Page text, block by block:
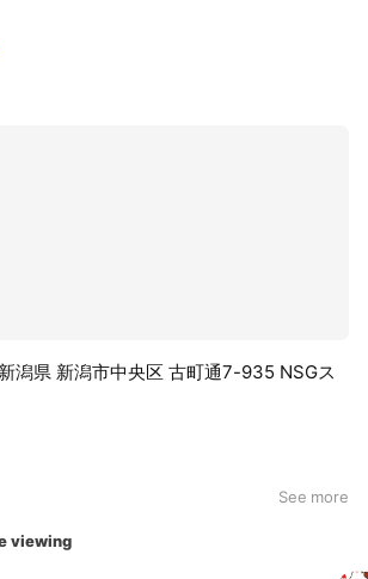
潟県 新潟市中央区 古町通7-935 NSGス
See more
viewing